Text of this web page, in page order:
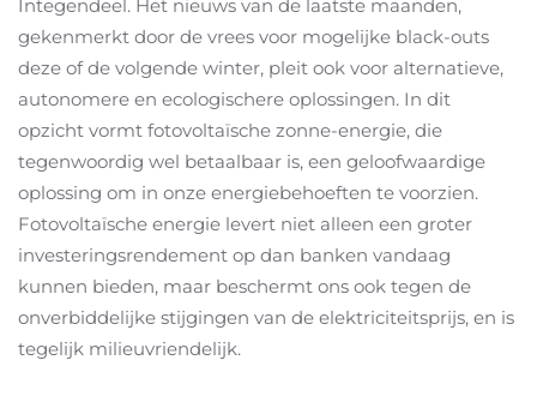
Integendeel. Het nieuws van de laatste maanden,
gekenmerkt door de vrees voor mogelijke black-outs
deze of de volgende winter, pleit ook voor alternatieve,
autonomere en ecologischere oplossingen. In dit
opzicht vormt fotovoltaïsche zonne-energie, die
tegenwoordig wel betaalbaar is, een geloofwaardige
oplossing om in onze energiebehoeften te voorzien.
Fotovoltaïsche energie levert niet alleen een groter
investeringsrendement op dan banken vandaag
kunnen bieden, maar beschermt ons ook tegen de
onverbiddelijke stijgingen van de elektriciteitsprijs, en is
tegelijk milieuvriendelijk.